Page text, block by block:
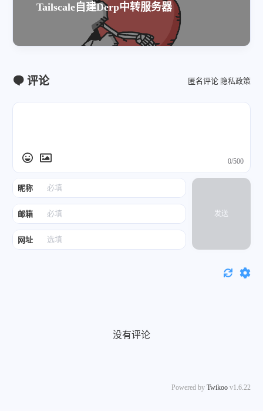
Tailscale自建Derp中转服务器
评论 匿名评论 隐私政策
昵称
邮箱
网址
0/500
发送
没有评论
Powered by Twikoo v1.6.22